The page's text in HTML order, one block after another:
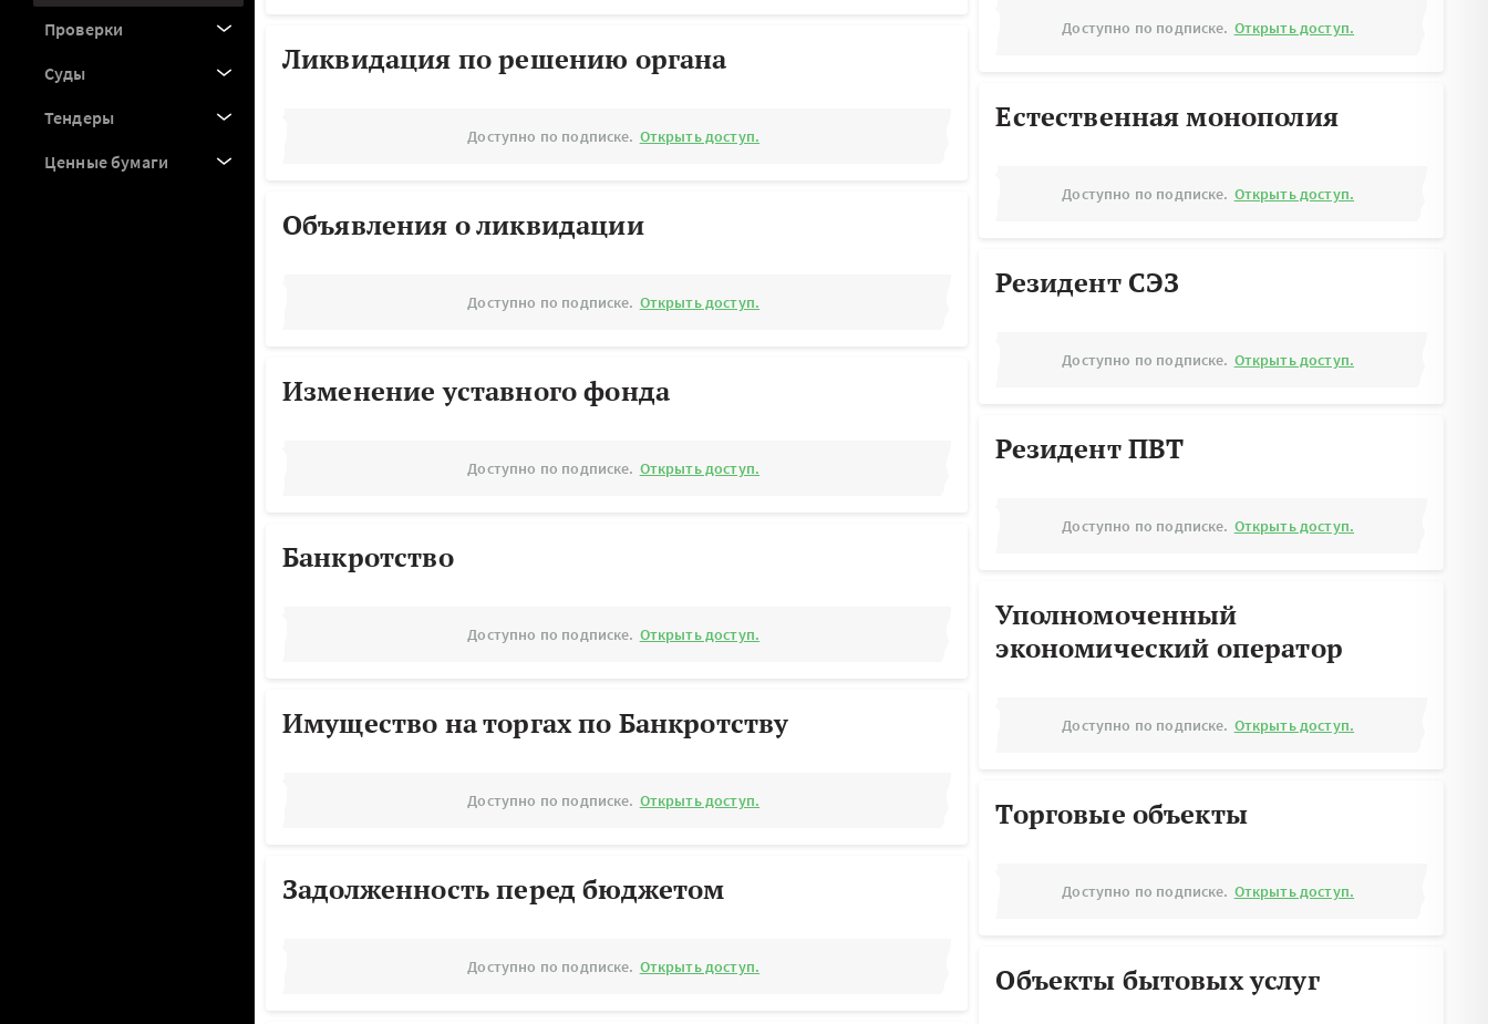
Проверки
Суды
Тендеры
Ценные бумаги
Ликвидация по решению органа
Доступно по подписке. Открыть доступ.
Объявления о ликвидации
Доступно по подписке. Открыть доступ.
Изменение уставного фонда
Доступно по подписке. Открыть доступ.
Банкротство
Доступно по подписке. Открыть доступ.
Имущество на торгах по Банкротству
Доступно по подписке. Открыть доступ.
Задолженность перед бюджетом
Доступно по подписке. Открыть доступ.
Доступно по подписке. Открыть доступ.
Естественная монополия
Доступно по подписке. Открыть доступ.
Резидент СЭЗ
Доступно по подписке. Открыть доступ.
Резидент ПВТ
Доступно по подписке. Открыть доступ.
Уполномоченный
экономический оператор
Доступно по подписке. Открыть доступ.
Торговые объекты
Доступно по подписке. Открыть доступ.
Объекты бытовых услуг